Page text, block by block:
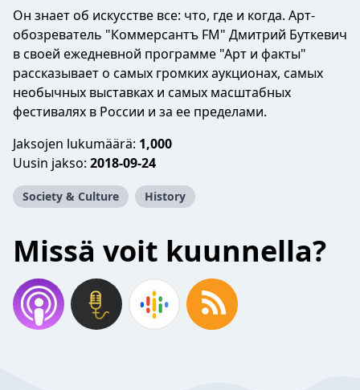
Он знает об искусстве все: что, где и когда. Арт-
обозреватель "Коммерсантъ FM" Дмитрий Буткевич
в своей ежедневной программе "Арт и факты"
рассказывает о самых громких аукционах, самых
необычных выставках и самых масштабных
фестивалях в России и за ее пределами.
Jaksojen lukumäärä: 1,000
Uusin jakso: 2018-09-24
Society & Culture History
Missä voit kuunnella?